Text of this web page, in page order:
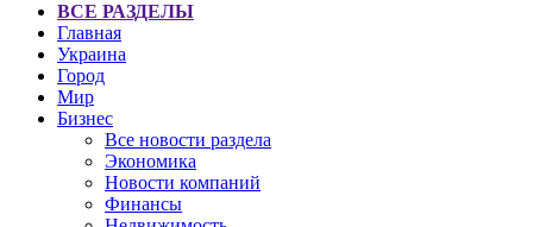
ВСЕ РАЗДЕЛЫ
Главная
Украина
Город
Мир
Бизнес
Все новости раздела
Экономика
Новости компаний
Финансы